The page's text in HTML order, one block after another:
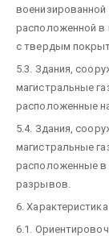
военизированной
расположенной в
с твердым
5.3. Здания,
магистральные
расположенные
5.4. Здания,
магистральные
расположенные в
разрывов.
6.
6.1.